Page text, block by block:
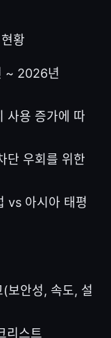
황
~ 2026년
사용 증가에 따
단 우회를 위한
vs 아시아 태평
보안성, 속도, 설
리스트